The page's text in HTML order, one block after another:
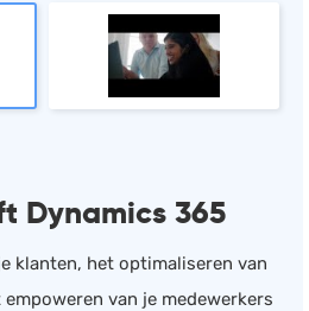
Dynamics 365
klanten, het optimaliseren van
van je medewerkers